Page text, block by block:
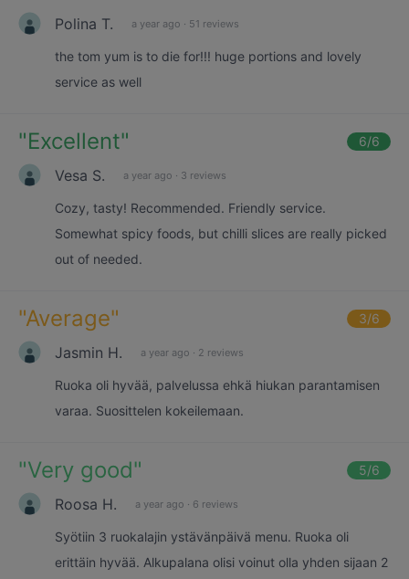
Polina T. a year ago · 51 reviews
the tom yum is to die for!!! huge portions and lovely
service as well
"Excellent" 6/6
Vesa S. a year ago · 3 reviews
Cozy, tasty! Recommended. Friendly service.
Somewhat spicy foods, but chilli slices are really picked
out of needed.
"Average" 3/6
Jasmin H. a year ago · 2 reviews
Ruoka oli hyvää, palvelussa ehkä hiukan parantamisen
varaa. Suosittelen kokeilemaan.
"Very good" 5/6
Roosa H. a year ago · 6 reviews
Syötiin 3 ruokalajin ystävänpäivä menu. Ruoka oli
erittäin hyvää. Alkupalana olisi voinut olla yhden sijaan 2